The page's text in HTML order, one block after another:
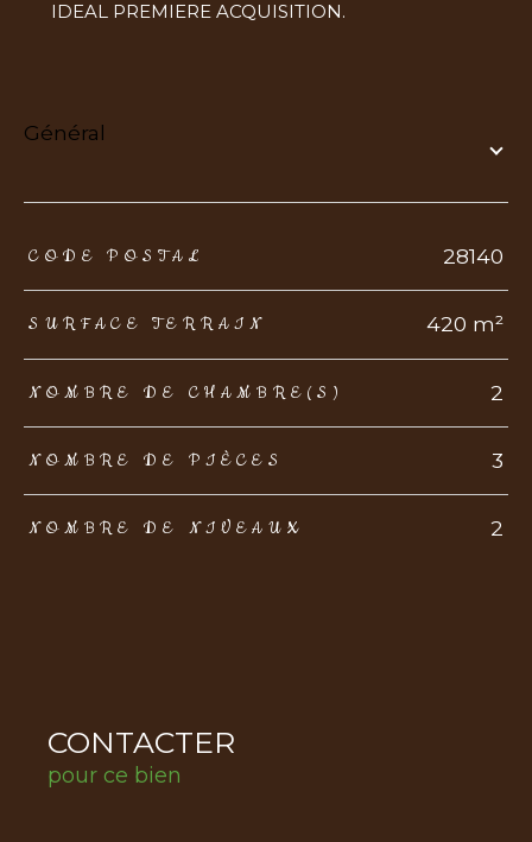
IDEAL PREMIERE ACQUISITION.
général
TRAD_ZEPHYR_Caracteristique TRAD_ZEPHYR_Valeurs
CODE POSTAL 28140
SURFACE TERRAIN 420 m²
NOMBRE DE CHAMBRE(S) 2
NOMBRE DE PIÈCES 3
NOMBRE DE NIVEAUX 2
CONTACTER
pour ce bien